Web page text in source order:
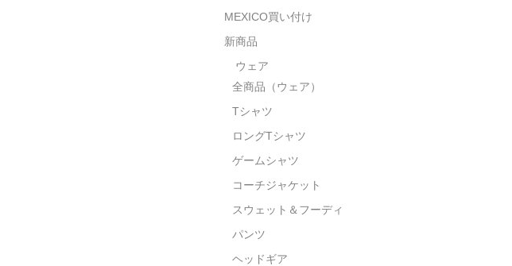
MEXICO買い付け
新商品
ウェア
全商品（ウェア）
Tシャツ
ロングTシャツ
ゲームシャツ
コーチジャケット
スウェット＆フーディ
パンツ
ヘッドギア